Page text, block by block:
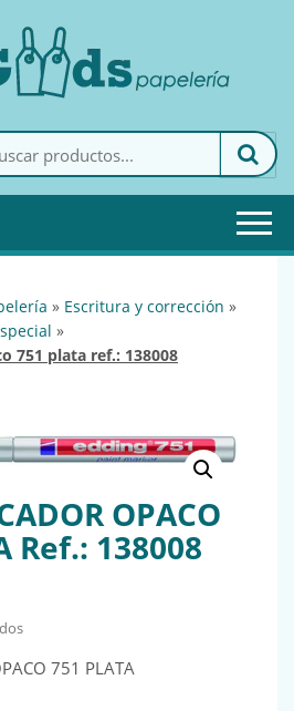
My Goods es tu papelería
online de confianza. Podrás
encontrar todo lo necesario
» escritura y corrección »
»
751 plata ref.: 138008
OPACO
Ref.: 138008
751 PLATA